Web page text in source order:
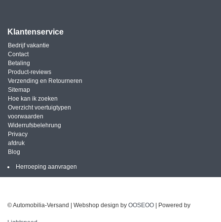
Klantenservice
Bedrijf vakantie
Contact
Betaling
Product-reviews
Verzending en Retourneren
Sitemap
Hoe kan ik zoeken
Overzicht voertuigtypen
voorwaarden
Widerrufsbelehrung
Privacy
afdruk
Blog
Herroeping aanvragen
© Automobilia-Versand | Webshop design by OOSEOO | Powered by